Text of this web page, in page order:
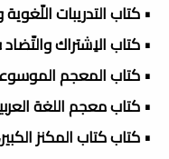
• كتاب التدريبات
• كتاب الاِشتراك
• كتاب المعجم
• كتاب معجم اللغة
• كتاب كتاب المكنز